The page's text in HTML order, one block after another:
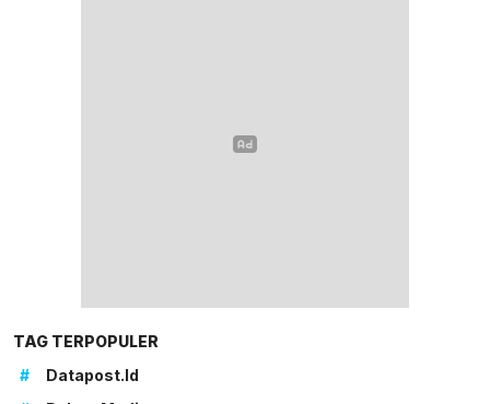
TAG TERPOPULER
#
Datapost.id